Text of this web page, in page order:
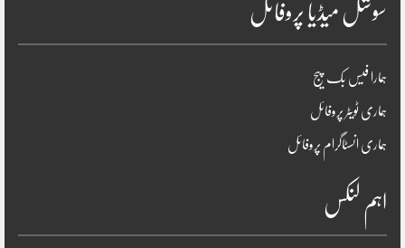
سوشل میڈیا پروفائل
ہمارا فیس بک پیج
ہماری ٹویٹر پروفائل
ہماری انسٹاگرام پروفائل
اہم لنکس